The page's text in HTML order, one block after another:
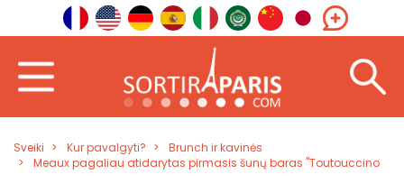
Sveiki Kur pavalgyti?
Brunch ir kavinės
Meaux pagaliau atidarytas pirmasis šunų baras "Toutouccino